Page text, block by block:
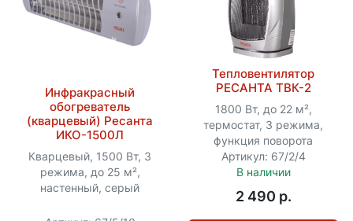
Инфракрасный
обогреватель
(кварцевый) Ресанта
ИКО-1500Л
Кварцевый, 1500 Вт, 3
режима, до 25 м²,
настенный, серый
Тепловентилятор
РЕСАНТА ТВК-2
1800 Вт, до 22 м²,
термостат, 3 режима,
функция поворота
Артикул: 67/2/4
В наличии
2 490 p.